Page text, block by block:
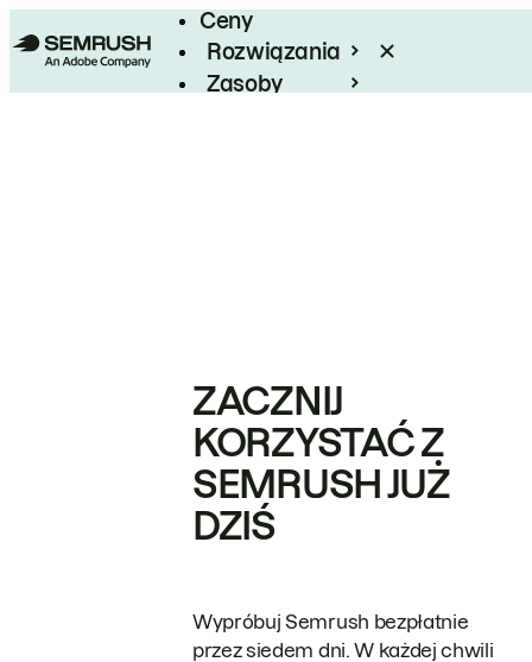
Ceny
Rozwiązania
Zasoby
ZACZNIJ
KORZYSTAĆ Z
SEMRUSH JUŻ
DZIŚ
Wypróbuj Semrush bezpłatnie
przez siedem dni. W każdej chwili